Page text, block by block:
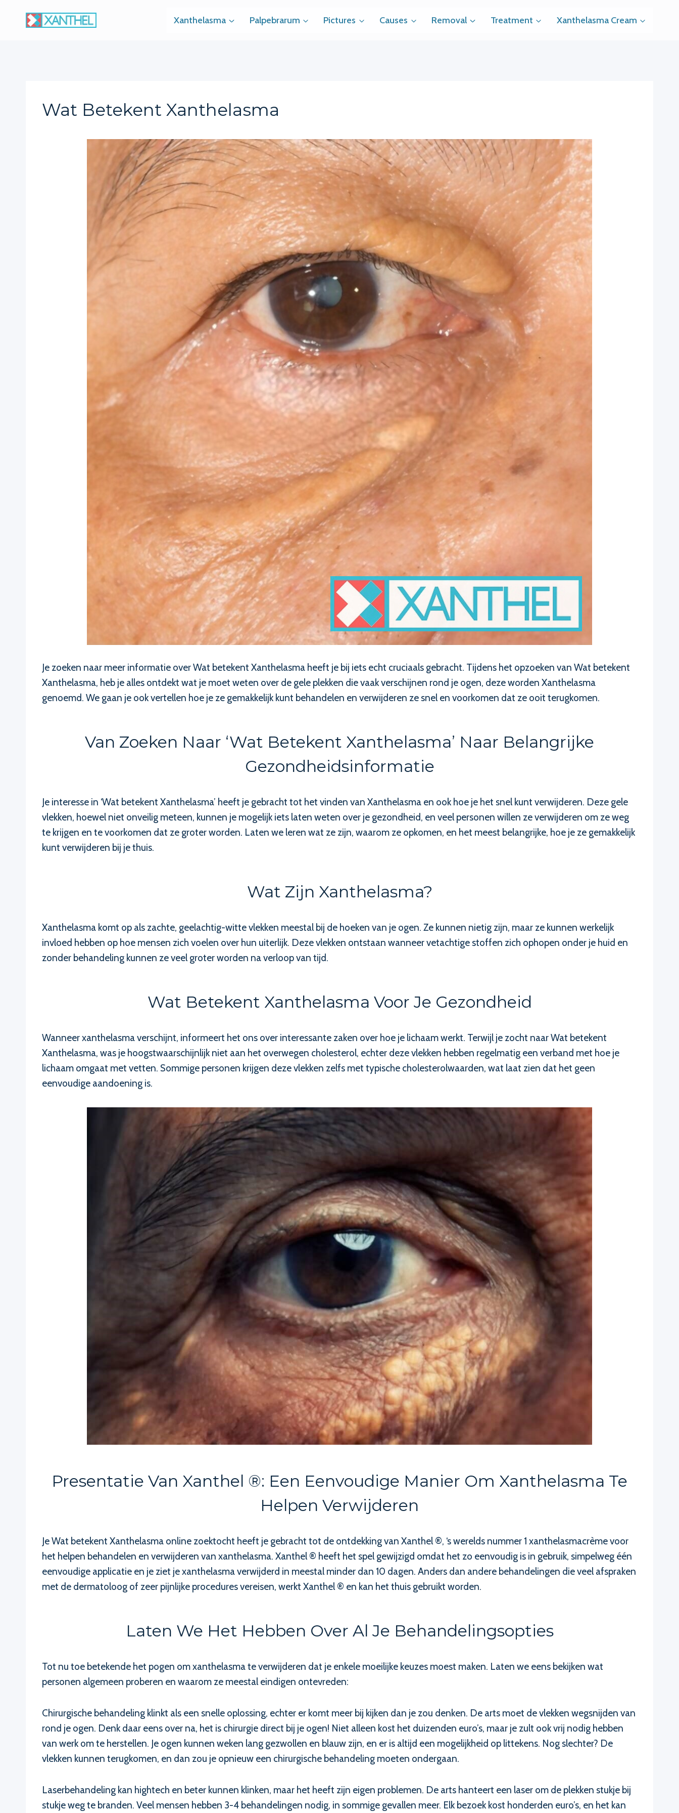
Xanthelasma Palpebrarum Pictures Causes Removal Treatment Xanthelasma Cream
Wat Betekent Xanthelasma
Je zoeken naar meer informatie over Wat betekent Xanthelasma heeft je bij iets echt cruciaals gebracht. Tijdens het opzoeken van Wat betekent
Xanthelasma, heb je alles ontdekt wat je moet weten over de gele plekken die vaak verschijnen rond je ogen, deze worden Xanthelasma
genoemd. We gaan je ook vertellen hoe je ze gemakkelijk kunt behandelen en verwijderen ze snel en voorkomen dat ze ooit terugkomen.
Van Zoeken Naar ‘Wat Betekent Xanthelasma’ Naar Belangrijke
Gezondheidsinformatie
Je interesse in ‘Wat betekent Xanthelasma’ heeft je gebracht tot het vinden van Xanthelasma en ook hoe je het snel kunt verwijderen. Deze gele
vlekken, hoewel niet onveilig meteen, kunnen je mogelijk iets laten weten over je gezondheid, en veel personen willen ze verwijderen om ze weg
te krijgen en te voorkomen dat ze groter worden. Laten we leren wat ze zijn, waarom ze opkomen, en het meest belangrijke, hoe je ze gemakkelijk
kunt verwijderen bij je thuis.
Wat Zijn Xanthelasma?
Xanthelasma komt op als zachte, geelachtig-witte vlekken meestal bij de hoeken van je ogen. Ze kunnen nietig zijn, maar ze kunnen werkelijk
invloed hebben op hoe mensen zich voelen over hun uiterlijk. Deze vlekken ontstaan wanneer vetachtige stoffen zich ophopen onder je huid en
zonder behandeling kunnen ze veel groter worden na verloop van tijd.
Wat Betekent Xanthelasma Voor Je Gezondheid
Wanneer xanthelasma verschijnt, informeert het ons over interessante zaken over hoe je lichaam werkt. Terwijl je zocht naar Wat betekent
Xanthelasma, was je hoogstwaarschijnlijk niet aan het overwegen cholesterol, echter deze vlekken hebben regelmatig een verband met hoe je
lichaam omgaat met vetten. Sommige personen krijgen deze vlekken zelfs met typische cholesterolwaarden, wat laat zien dat het geen
eenvoudige aandoening is.
Presentatie Van Xanthel ®: Een Eenvoudige Manier Om Xanthelasma Te
Helpen Verwijderen
Je Wat betekent Xanthelasma online zoektocht heeft je gebracht tot de ontdekking van Xanthel ®, ‘s werelds nummer 1 xanthelasmacrème voor
het helpen behandelen en verwijderen van xanthelasma. Xanthel ® heeft het spel gewijzigd omdat het zo eenvoudig is in gebruik, simpelweg één
eenvoudige applicatie en je ziet je xanthelasma verwijderd in meestal minder dan 10 dagen. Anders dan andere behandelingen die veel afspraken
met de dermatoloog of zeer pijnlijke procedures vereisen, werkt Xanthel ® en kan het thuis gebruikt worden.
Laten We Het Hebben Over Al Je Behandelingsopties
Tot nu toe betekende het pogen om xanthelasma te verwijderen dat je enkele moeilijke keuzes moest maken. Laten we eens bekijken wat
personen algemeen proberen en waarom ze meestal eindigen ontevreden:
Chirurgische behandeling klinkt als een snelle oplossing, echter er komt meer bij kijken dan je zou denken. De arts moet de vlekken wegsnijden van
rond je ogen. Denk daar eens over na, het is chirurgie direct bij je ogen! Niet alleen kost het duizenden euro’s, maar je zult ook vrij nodig hebben
van werk om te herstellen. Je ogen kunnen weken lang gezwollen en blauw zijn, en er is altijd een mogelijkheid op littekens. Nog slechter? De
vlekken kunnen terugkomen, en dan zou je opnieuw een chirurgische behandeling moeten ondergaan.
Laserbehandeling kan hightech en beter kunnen klinken, maar het heeft zijn eigen problemen. De arts hanteert een laser om de plekken stukje bij
stukje weg te branden. Veel mensen hebben 3-4 behandelingen nodig, in sommige gevallen meer. Elk bezoek kost honderden euro’s, en het kan